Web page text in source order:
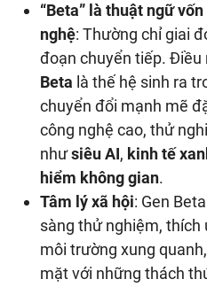
“Beta” là thuật ngữ
nghệ: Thường chỉ giai
đoạn chuyển tiếp. Điều
Beta là thế hệ sinh ra
chuyển đổi mạnh mẽ
công nghệ cao, thử
nhưsiêuAI, kinh tế
hiểm không gian.
Tâm lý xã hội: Gen
sàng thử nghiệm,
môi trường xung
mặt với những thách